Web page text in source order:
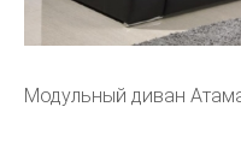
Модульный диван